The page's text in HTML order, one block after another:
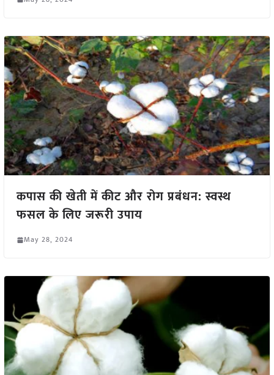
कपास की खेती में कीट और रोग प्रबंधन: स्वस्थ
फसल के लिए जरूरी उपाय
May 28, 2024